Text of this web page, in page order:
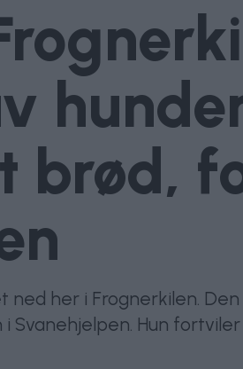
brød,
her i Frognerkilen.
i Svanehjelpen. Hun